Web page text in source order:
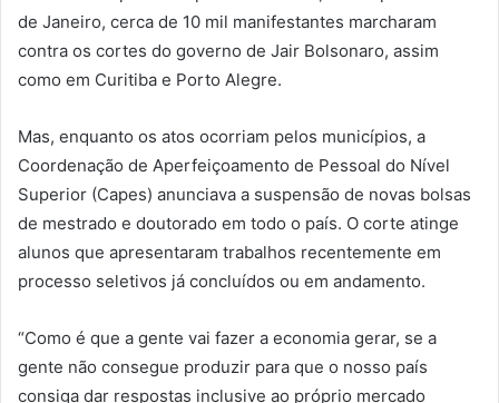
de Janeiro, cerca de 10 mil manifestantes marcharam
contra os cortes do governo de Jair Bolsonaro, assim
como em Curitiba e Porto Alegre.
Mas, enquanto os atos ocorriam pelos municípios, a
Coordenação de Aperfeiçoamento de Pessoal do Nível
Superior (Capes) anunciava a suspensão de novas bolsas
de mestrado e doutorado em todo o país. O corte atinge
alunos que apresentaram trabalhos recentemente em
processo seletivos já concluídos ou em andamento.
“Como é que a gente vai fazer a economia gerar, se a
gente não consegue produzir para que o nosso país
consiga dar respostas inclusive ao próprio mercado